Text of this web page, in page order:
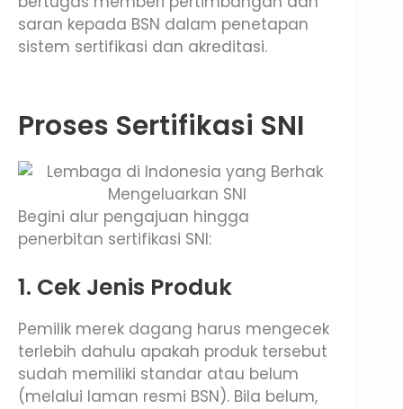
saran kepada BSN dalam penetapan
sistem sertifikasi dan akreditasi.
Proses Sertifikasi SNI
Begini alur pengajuan hingga
penerbitan sertifikasi SNI:
1. Cek Jenis Produk
Pemilik merek dagang harus mengecek
terlebih dahulu apakah produk tersebut
sudah memiliki standar atau belum
(melalui laman resmi BSN). Bila belum,